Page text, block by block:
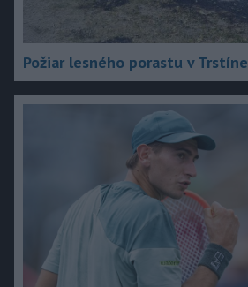
Požiar lesného porastu v Trstíne